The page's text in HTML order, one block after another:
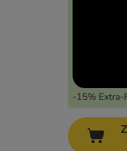
-15% Extra-